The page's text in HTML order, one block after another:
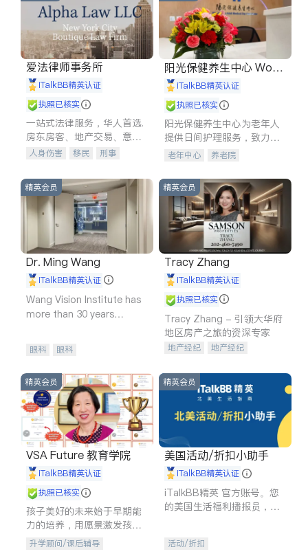
爱法律师事务所
iTalkBB精英认证
执照已核实
一站式法律服务，华人首选.
房东房客、地产交易、意外
伤害、车祸重伤、商业诉
建筑合同、刑事案件全包办
人身伤害 移民
刑事
信托/遗嘱
商业
商标注册
索赔
律师-其它
阳光保健养生中心 World
shine
iTalkBB精英认证
执照已核实
阳光保健养生中心为老年人
提供日间护理服务，致力于
通过持续的护理创新来有效
老年中心 养老院
精英会员
Dr. Ming Wang
iTalkBB精英认证
Wang Vision Institute has
more than 30 years
眼科 眼科
精英会员
Tracy Zhang
iTalkBB精英认证
执照已核实
Tracy Zhang - 引领大华府
地区房产之旅的资深专家
地产经纪
地产经纪
商铺租售
精英会员
VSA Future 教育学院
iTalkBB精英认证
执照已核实
孩子美好的未来始于早期能
力的培养，用愿景激发孩子
的学习潜力和动力。理念：
升学顾问/课后辅导
精英会员
美国活动/折扣小助手
iTalkBB精英认证
iTalkBB精英 官方账号。您
的美国生活福利播报员，精
专属福利。
活动/折扣